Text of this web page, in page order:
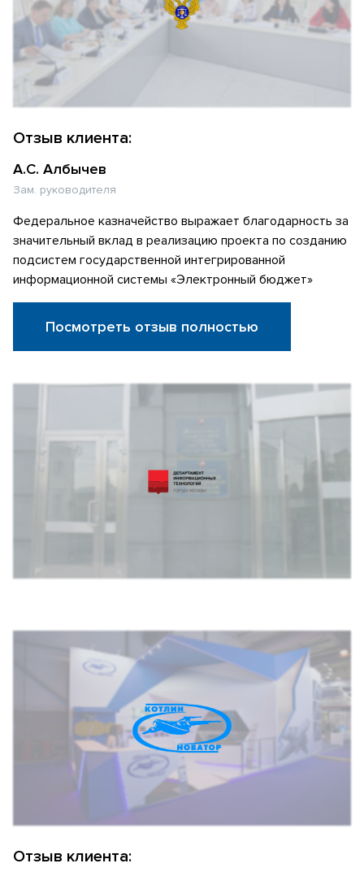
Отзыв клиента:
А.С. Албычев
Зам. руководителя
Федеральное казначейство выражает благодарность за
значительный вклад в реализацию проекта по созданию
подсистем государственной интегрированной
информационной системы «Электронный бюджет»
Посмотреть отзыв полностью
Отзыв клиента: